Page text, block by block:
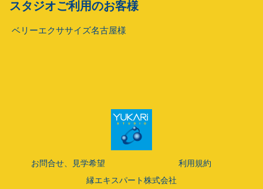
スタジオご利用のお客様
ベリーエクササイズ名古屋様
お問合せ、見学希望
利用規約
縁エキスパート株式会社